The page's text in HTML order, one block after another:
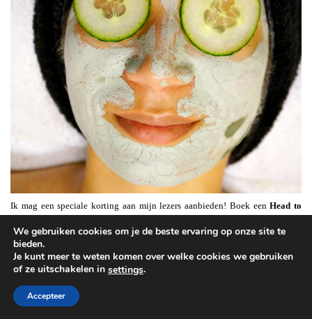
Ik mag een speciale korting aan mijn lezers aanbieden! Boek eenHead to
overige behandelingen(geldig t/m mei 2014). Deze treatment bestaat uit een
traditionele Balinese massage, een facial treatment en een voetreflexmassage.
Wanneer je deze treatment reserveert vermeldt er dan bij dat het via
bijna moederdag!
We gebruiken cookies om je de beste ervaring op onze site te
bieden.
Je kunt meer te weten komen over welke cookies we gebruiken
of ze uitschakelen in settings.
Accepteer